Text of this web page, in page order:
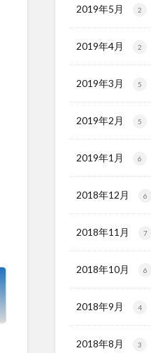
2019年5月 2
2019年4月 2
2019年3月 5
2019年2月 5
2019年1月 6
2018年12月 6
2018年11月 7
2018年10月 6
2018年9月 4
2018年8月 3